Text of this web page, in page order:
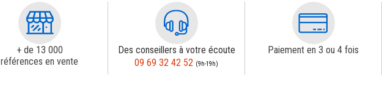
+ de 13 000
références en vente
Des conseillers à votre écoute
09 69 32 42 52 (9h-19h)
Paiement en 3 ou 4 fois